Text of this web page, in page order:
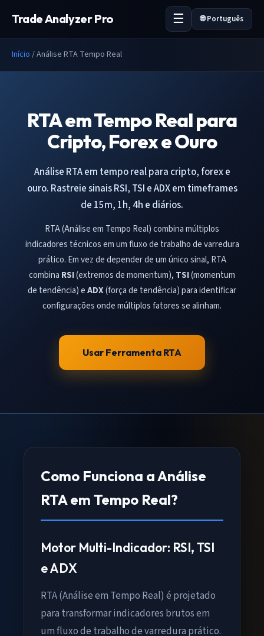
Trade Analyzer Pro 🌐 Português
Início /Análise RTA Tempo Real
RTA em Tempo Real para
Cripto, Forex e Ouro
Análise RTA em tempo real para cripto, forex e
ouro. Rastreie sinais RSI, TSI e ADX em timeframes
de 15m, 1h, 4h e diários.
RTA (Análise em Tempo Real) combina múltiplos
indicadores técnicos em um fluxo de trabalho de varredura
prático. Em vez de depender de um único sinal, RTA
combina RSI(extremos de momentum), TSI(momentum
de tendência) eADX(força de tendência) para identificar
configurações onde múltiplos fatores se alinham.
Usar Ferramenta RTA
Como Funciona a Análise
RTA em Tempo Real?
Motor Multi-Indicador: RSI, TSI
e ADX
RTA (Análise em Tempo Real) é projetado
para transformar indicadores brutos em
um fluxo de trabalho de varredura prático.